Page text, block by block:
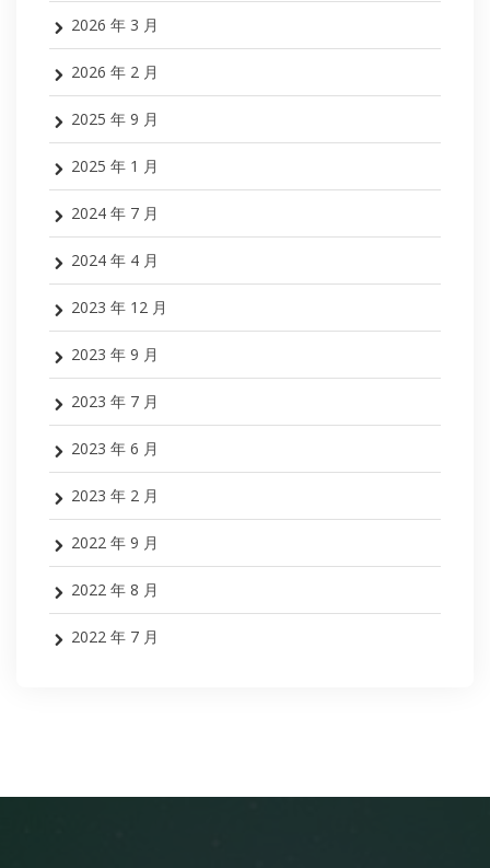
2026 年 3 月
2026 年 2 月
2025 年 9 月
2025 年 1 月
2024 年 7 月
2024 年 4 月
2023 年 12 月
2023 年 9 月
2023 年 7 月
2023 年 6 月
2023 年 2 月
2022 年 9 月
2022 年 8 月
2022 年 7 月